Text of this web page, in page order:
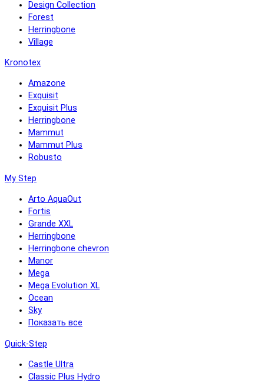
Design Collection
Forest
Herringbone
Village
Kronotex
Amazone
Exquisit
Exquisit Plus
Herringbone
Mammut
Mammut Plus
Robusto
My Step
Arto AquaOut
Fortis
Grande XXL
Herringbone
Herringbone chevron
Manor
Mega
Mega Evolution XL
Ocean
Sky
Показать все
Quick-Step
Castle Ultra
Classic Plus Hydro